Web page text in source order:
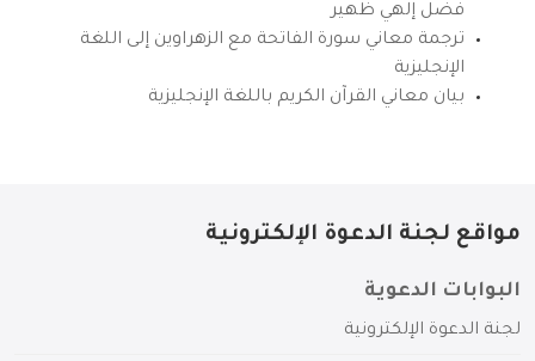
فضل إلهي ظهير
ترجمة معاني سورة الفاتحة مع الزهراوين إلى اللغة
الإنجليزية
بيان معاني القرآن الكريم باللغة الإنجليزية
مواقع لجنة الدعوة الإلكترونية
البوابات الدعوية
لجنة الدعوة الإلكترونية